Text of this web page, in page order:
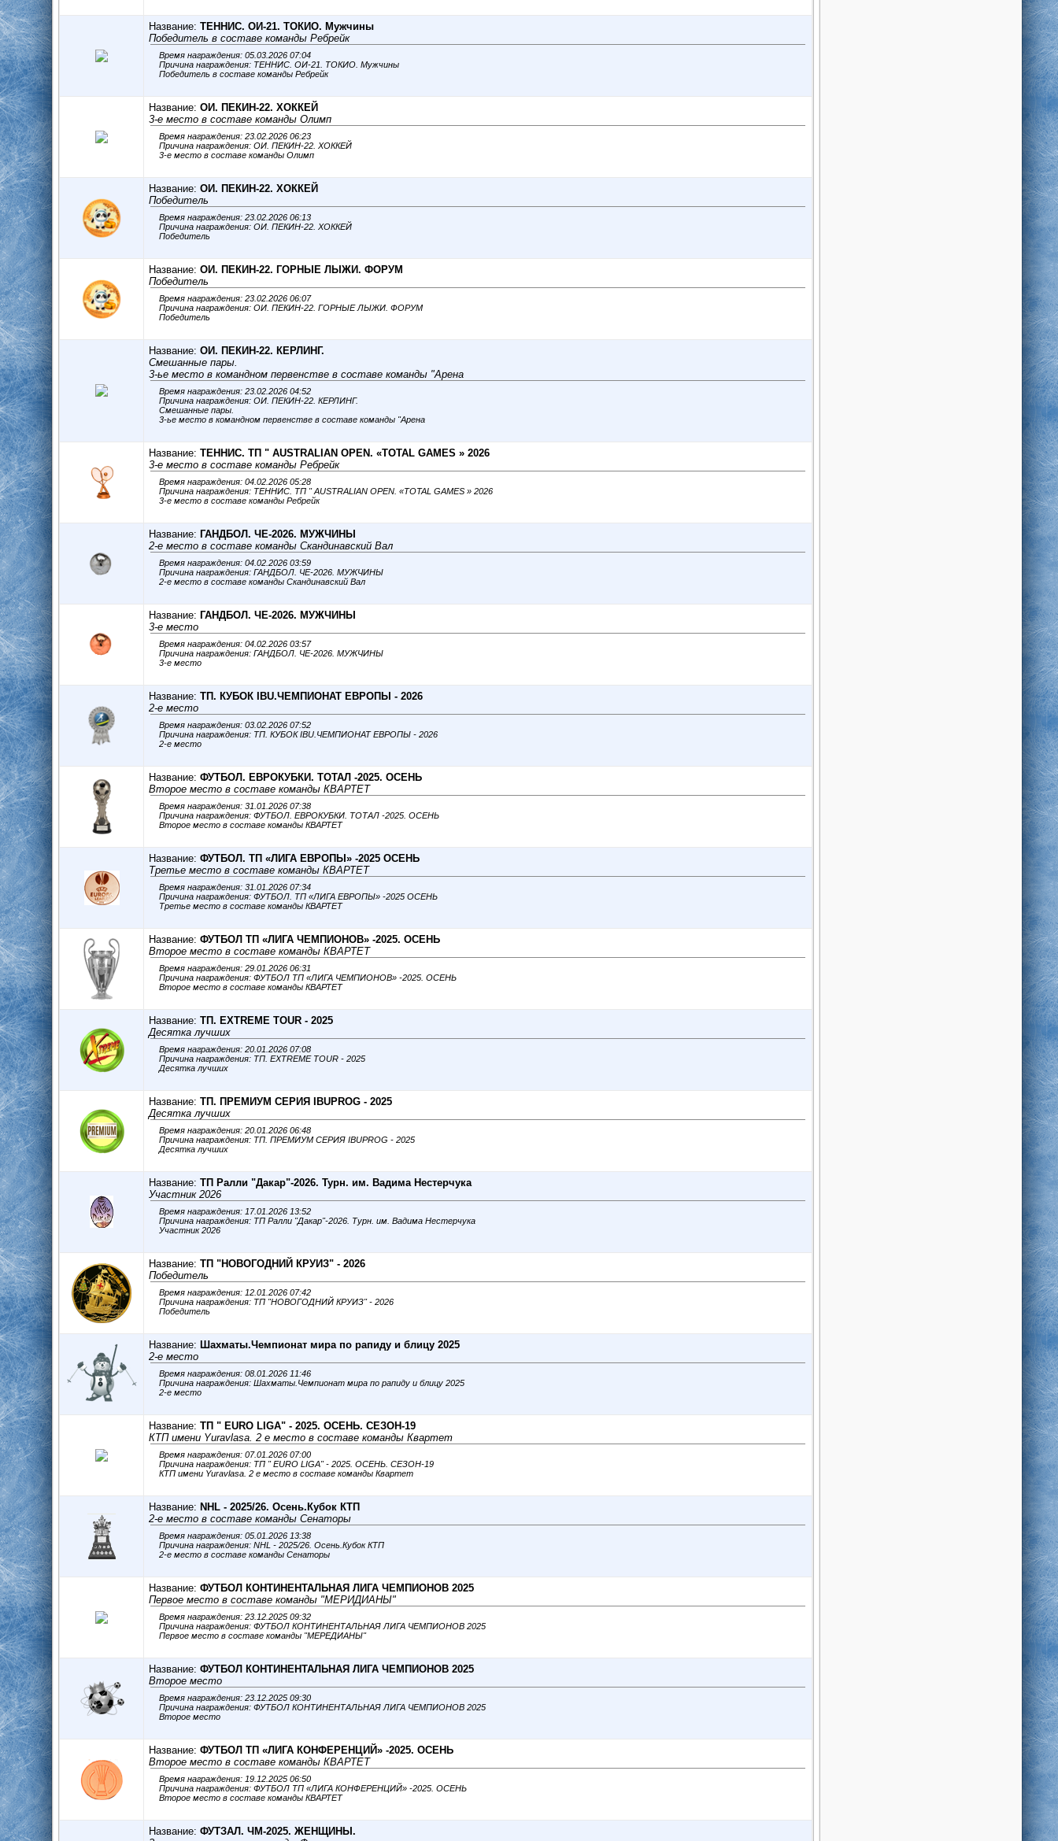
Название: ТЕННИС. ОИ-21. ТОКИО. Мужчины
Победитель в составе команды Ребрейк
Время награждения: 05.03.2026 07:04
Причина награждения: ТЕННИС. ОИ-21. ТОКИО. Мужчины
Победитель в составе команды Ребрейк
Название: ОИ. ПЕКИН-22. ХОККЕЙ
3-е место в составе команды Олимп
Время награждения: 23.02.2026 06:23
Причина награждения: ОИ. ПЕКИН-22. ХОККЕЙ
3-е место в составе команды Олимп
Название: ОИ. ПЕКИН-22. ХОККЕЙ
Победитель
Время награждения: 23.02.2026 06:13
Причина награждения: ОИ. ПЕКИН-22. ХОККЕЙ
Победитель
Название: ОИ. ПЕКИН-22. ГОРНЫЕ ЛЫЖИ. ФОРУМ
Победитель
Время награждения: 23.02.2026 06:07
Причина награждения: ОИ. ПЕКИН-22. ГОРНЫЕ ЛЫЖИ. ФОРУМ
Победитель
Название: ОИ. ПЕКИН-22. КЕРЛИНГ.
Смешанные пары.
3-ье место в командном первенстве в составе команды "Арена
Время награждения: 23.02.2026 04:52
Причина награждения: ОИ. ПЕКИН-22. КЕРЛИНГ.
Смешанные пары.
3-ье место в командном первенстве в составе команды "Арена
Название: ТЕННИС. ТП " AUSTRALIAN OPEN. «TOTAL GAMES » 2026
3-е место в составе команды Ребрейк
Время награждения: 04.02.2026 05:28
Причина награждения: ТЕННИС. ТП " AUSTRALIAN OPEN. «TOTAL GAMES » 2026
3-е место в составе команды Ребрейк
Название: ГАНДБОЛ. ЧЕ-2026. МУЖЧИНЫ
2-е место в составе команды Скандинавский Вал
Время награждения: 04.02.2026 03:59
Причина награждения: ГАНДБОЛ. ЧЕ-2026. МУЖЧИНЫ
2-е место в составе команды Скандинавский Вал
Название: ГАНДБОЛ. ЧЕ-2026. МУЖЧИНЫ
3-е место
Время награждения: 04.02.2026 03:57
Причина награждения: ГАНДБОЛ. ЧЕ-2026. МУЖЧИНЫ
3-е место
Название: ТП. КУБОК IBU.ЧЕМПИОНАТ ЕВРОПЫ - 2026
2-е место
Время награждения: 03.02.2026 07:52
Причина награждения: ТП. КУБОК IBU.ЧЕМПИОНАТ ЕВРОПЫ - 2026
2-е место
Название: ФУТБОЛ. ЕВРОКУБКИ. ТОТАЛ -2025. ОСЕНЬ
Второе место в составе команды КВАРТЕТ
Время награждения: 31.01.2026 07:38
Причина награждения: ФУТБОЛ. ЕВРОКУБКИ. ТОТАЛ -2025. ОСЕНЬ
Второе место в составе команды КВАРТЕТ
Название: ФУТБОЛ. ТП «ЛИГА ЕВРОПЫ» -2025 ОСЕНЬ
Третье место в составе команды КВАРТЕТ
Время награждения: 31.01.2026 07:34
Причина награждения: ФУТБОЛ. ТП «ЛИГА ЕВРОПЫ» -2025 ОСЕНЬ
Третье место в составе команды КВАРТЕТ
Название: ФУТБОЛ ТП «ЛИГА ЧЕМПИОНОВ» -2025. ОСЕНЬ
Второе место в составе команды КВАРТЕТ
Время награждения: 29.01.2026 06:31
Причина награждения: ФУТБОЛ ТП «ЛИГА ЧЕМПИОНОВ» -2025. ОСЕНЬ
Второе место в составе команды КВАРТЕТ
Название: ТП. EХTREME TOUR - 2025
Десятка лучших
Время награждения: 20.01.2026 07:08
Причина награждения: ТП. EХTREME TOUR - 2025
Десятка лучших
Название: ТП. ПРЕМИУМ СЕРИЯ IBUPROG - 2025
Десятка лучших
Время награждения: 20.01.2026 06:48
Причина награждения: ТП. ПРЕМИУМ СЕРИЯ IBUPROG - 2025
Десятка лучших
Название: ТП Ралли "Дакар"-2026. Турн. им. Вадима Нестерчука
Участник 2026
Время награждения: 17.01.2026 13:52
Причина награждения: ТП Ралли "Дакар"-2026. Турн. им. Вадима Нестерчука
Участник 2026
Название: ТП "НОВОГОДНИЙ КРУИЗ" - 2026
Победитель
Время награждения: 12.01.2026 07:42
Причина награждения: ТП "НОВОГОДНИЙ КРУИЗ" - 2026
Победитель
Название: Шахматы.Чемпионат мира по рапиду и блицу 2025
2-е место
Время награждения: 08.01.2026 11:46
Причина награждения: Шахматы.Чемпионат мира по рапиду и блицу 2025
2-е место
Название: ТП " ЕURO LIGA" - 2025. ОСЕНЬ. СЕЗОН-19
КТП имени Yuravlasa. 2 е место в составе команды Квартет
Время награждения: 07.01.2026 07:00
Причина награждения: ТП " ЕURO LIGA" - 2025. ОСЕНЬ. СЕЗОН-19
КТП имени Yuravlasa. 2 е место в составе команды Квартет
Название: NHL - 2025/26. Осень.Кубок КТП
2-е место в составе команды Сенаторы
Время награждения: 05.01.2026 13:38
Причина награждения: NHL - 2025/26. Осень.Кубок КТП
2-е место в составе команды Сенаторы
Название: ФУТБОЛ КОНТИНЕНТАЛЬНАЯ ЛИГА ЧЕМПИОНОВ 2025
Первое место в составе команды "МЕРИДИАНЫ"
Время награждения: 23.12.2025 09:32
Причина награждения: ФУТБОЛ КОНТИНЕНТАЛЬНАЯ ЛИГА ЧЕМПИОНОВ 2025
Первое место в составе команды "МЕРЕДИАНЫ"
Название: ФУТБОЛ КОНТИНЕНТАЛЬНАЯ ЛИГА ЧЕМПИОНОВ 2025
Второе место
Время награждения: 23.12.2025 09:30
Причина награждения: ФУТБОЛ КОНТИНЕНТАЛЬНАЯ ЛИГА ЧЕМПИОНОВ 2025
Второе место
Название: ФУТБОЛ ТП «ЛИГА КОНФЕРЕНЦИЙ» -2025. ОСЕНЬ
Второе место в составе команды КВАРТЕТ
Время награждения: 19.12.2025 06:50
Причина награждения: ФУТБОЛ ТП «ЛИГА КОНФЕРЕНЦИЙ» -2025. ОСЕНЬ
Второе место в составе команды КВАРТЕТ
Название: ФУТЗАЛ. ЧМ-2025. ЖЕНЩИНЫ.